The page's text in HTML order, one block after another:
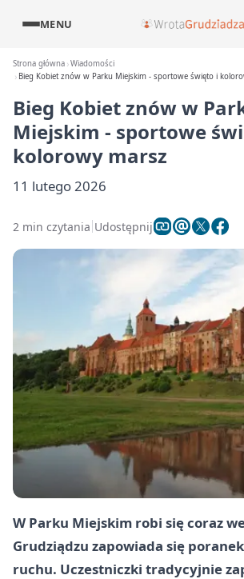
MENU
Strona główna Wiadomości
Bieg Kobiet znów w Parku Miejskim - sportowe święto i
Bieg Kobiet znów w
Miejskim - sportowe
kolorowy marsz
11 lutego 2026
2 min czytania Udostępnij
W Parku Miejskim robi się coraz
Grudziądzu zapowiada się
ruchu. Uczestniczki tradycyjnie